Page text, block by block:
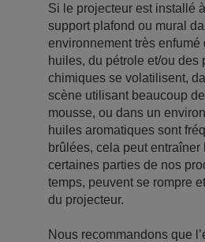
Si le projecteur est installé à
support plafond ou mural
environnement très
huiles, du pétrole et/ou des
chimiques se volatilisent,
scène utilisant beaucoup
mousse, ou dans un
huiles aromatiques sont
brûlées, cela peut
certaines parties de nos
temps, peuvent se rompre
du projecteur.
Nous recommandons que